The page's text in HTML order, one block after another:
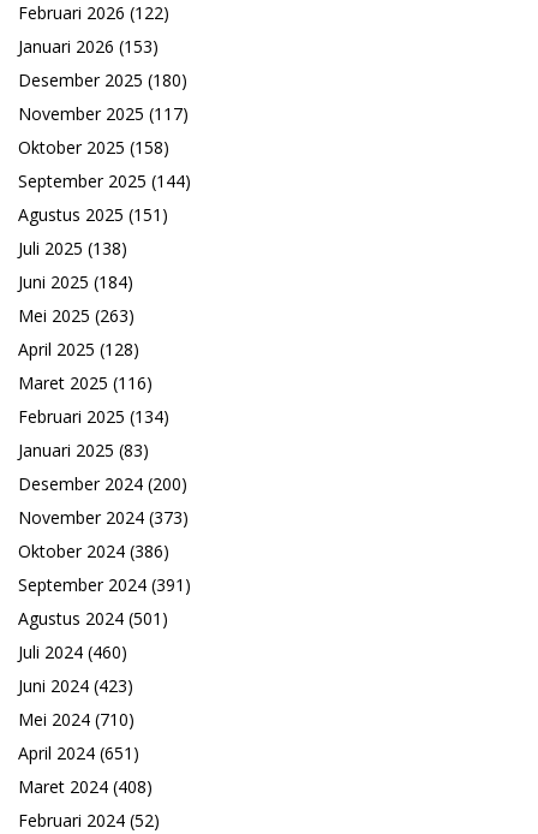
Februari 2026 (122)
Januari 2026 (153)
Desember 2025 (180)
November 2025 (117)
Oktober 2025 (158)
September 2025 (144)
Agustus 2025 (151)
Juli 2025 (138)
Juni 2025 (184)
Mei 2025 (263)
April 2025 (128)
Maret 2025 (116)
Februari 2025 (134)
Januari 2025 (83)
Desember 2024 (200)
November 2024 (373)
Oktober 2024 (386)
September 2024 (391)
Agustus 2024 (501)
Juli 2024 (460)
Juni 2024 (423)
Mei 2024 (710)
April 2024 (651)
Maret 2024 (408)
Februari 2024 (52)